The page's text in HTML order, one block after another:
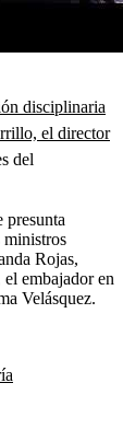
disciplinaria
el director
del
presunta
ministros
Rojas,
embajador en
Velásquez.